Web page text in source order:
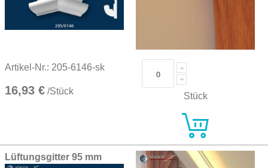
Artikel-Nr.: 205-6146-sk
16,93 € /Stück Stück
Lüftungsgitter 95 mm